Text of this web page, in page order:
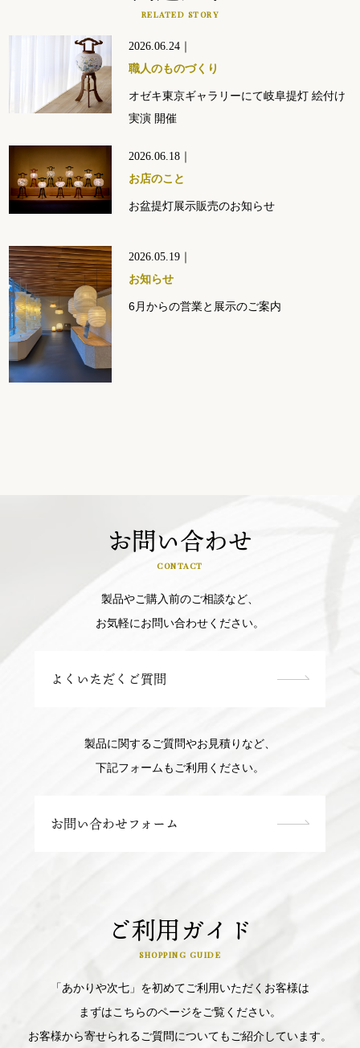
RELATED STORY
2026.06.24｜
職人のものづくり
オゼキ東京ギャラリーにて岐阜提灯 絵付け
実演 開催
2026.06.18｜
お店のこと
お盆提灯展示販売のお知らせ
2026.05.19｜
お知らせ
6月からの営業と展示のご案内
お問い合わせ
CONTACT
製品やご購入前のご相談など、
お気軽にお問い合わせください。
よくいただくご質問
製品に関するご質問やお見積りなど、
下記フォームもご利用ください。
お問い合わせフォーム
ご利用ガイド
SHOPPING GUIDE
「あかりや次七」を初めてご利用いただくお客様は
まずはこちらのページをご覧ください。
お客様から寄せられるご質問についてもご紹介しています。